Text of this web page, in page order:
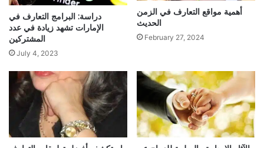
دراسة: البرامج التعارف في
الإمارات تشهد زيادة في عدد
المشتركين
July 4, 2023
أهمية مواقع التعارف في الزمن
الحديث
February 27, 2024